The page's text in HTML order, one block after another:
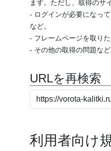
ます。ただし、取得のサ
- ログインが必要になっ
など。
- フレームページを取り
- その他の取得の問題な
URLを再検索
利用者向け